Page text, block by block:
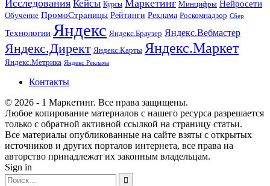
Исследования Кейсы Курсы Маркетинг Минцифры Нейросети
Обучение ПромоСтраницы Рейтинги Реклама Роскомнадзор Сбер
Технологии Яндекс Яндекс.Браузер Яндекс.Вебмастер
Яндекс.Директ Яндекс.Карты Яндекс.Маркет
Яндекс.Метрика Яндекс Реклама
Контакты
© 2026 - 1 Маркетинг. Все права защищены.
Любое копирование материалов с нашего ресурса разрешается
только с обратной активной ссылкой на страницу статьи.
Все материалы опубликованные на сайте взяты с открытых
источников и других порталов интернета, все права на
авторство принадлежат их законным владельцам.
Sign in